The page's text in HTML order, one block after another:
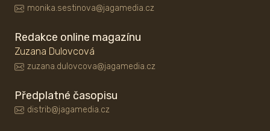
monika.sestinova@jagamedia.cz
Redakce online magazínu
Zuzana Dulovcová
zuzana.dulovcova@jagamedia.cz
Předplatné časopisu
distrib@jagamedia.cz